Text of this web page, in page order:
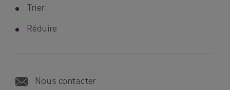
Trier
Réduire
Nous contacter